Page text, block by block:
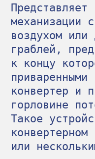
механизации
воздухом или
граблей,
к концу
конвертер и
горловине
Такое
или